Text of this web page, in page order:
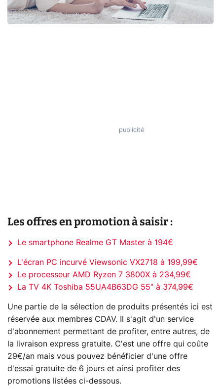
Les offres en promotion à saisir :
Le smartphone Realme GT Master à 194€
L'écran PC incurvé Viewsonic VX2718 à 199,99€
Le processeur AMD Ryzen 7 3800X à 234,99€
La TV 4K Toshiba 55UA4B63DG 55" à 374,99€
Une partie de la sélection de produits présentés ici est
réservée aux membres CDAV. Il s'agit d'un service
d'abonnement permettant de profiter, entre autres, de
la livraison express gratuite. C'est une offre qui coûte
29€/an mais vous pouvez bénéficier d'une offre
d'essai gratuite de 6 jours et ainsi profiter des
promotions listées ci-dessous.